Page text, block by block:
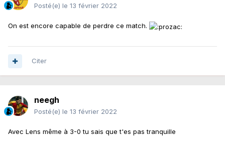
Posté(e) le 13 février 2022
On est encore capable de perdre ce match.
Citer
neegh
Posté(e) le 13 février 2022
Avec Lens même à 3-0 tu sais que t'es pas tranquille